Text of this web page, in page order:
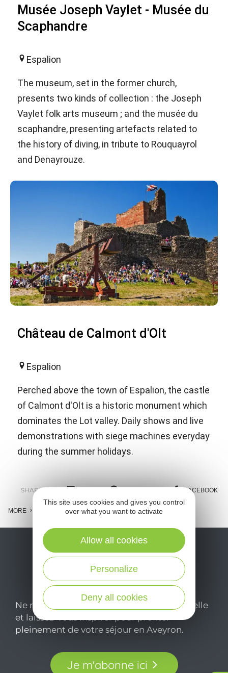
Musée Joseph Vaylet - Musée du
Scaphandre
Espalion
The museum, set in the former church,
presents two kinds of collection : the Joseph
Vaylet folk arts museum ; and the musée du
scaphandre, presenting artefacts related to
the history of diving, in tribute to Rouquayrol
and Denayrouze.
Château de Calmont d'Olt
Espalion
Perched above the town of Espalion, the castle
of Calmont d'Olt is a historic monument which
dominates the Lot valley. Daily shows and live
demonstrations with siege machines everyday
during the summer holidays.
SHARE : FACEBOOK
MORE
Ne manquez pas notre newsletter mensuelle
et laissez-vous inspirer pour profiter
pleinement de votre séjour en Aveyron.
Je m'abonne ici
This site uses cookies and gives you control
over what you want to activate
Deny all cookies
Personalize
Allow all cookies